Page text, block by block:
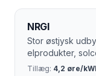
NRGI
Stor østjysk
elprodukter,
Tillæg: 4,2 øre/